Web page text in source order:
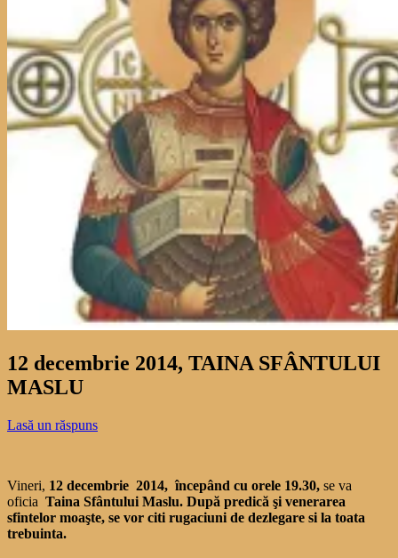
12 decembrie 2014, TAINA SFÂNTULUI
MASLU
Lasă un răspuns
Vineri, 12 decembrie 2014, începând cu orele 19.30, se va
oficia Taina Sfântului Maslu. După predică şi venerarea
sfintelor moaşte, se vor citi rugaciuni de dezlegare si la toata
trebuinta.